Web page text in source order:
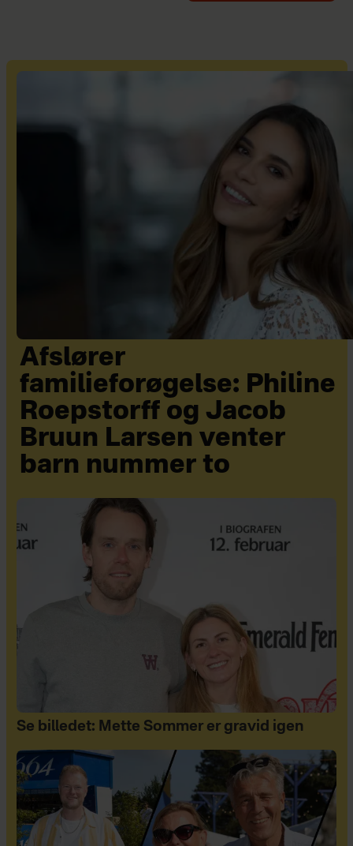
Afslører
familieforøgelse: Philine
Roepstorff og Jacob
Bruun Larsen venter
barn nummer to
Se billedet: Mette Sommer er gravid igen